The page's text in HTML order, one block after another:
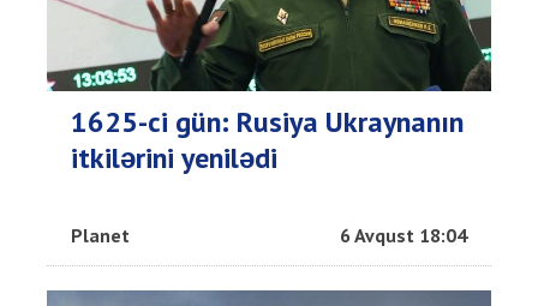
1625-ci gün: Rusiya Ukraynanın
itkilərini yenilədi
Planet 6 Avqust 18:04